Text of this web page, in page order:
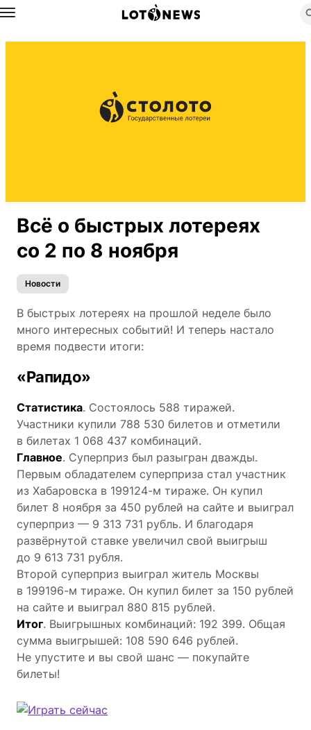
Назад
Всё о быстрых лотереях
со 2 по 8 ноября
Новости
В быстрых лотереях на прошлой неделе было
много интересных событий! И теперь настало
время подвести итоги:
«Рапидо»
Статистика. Состоялось 588 тиражей.
Участники купили 788 530 билетов и отметили
в билетах 1 068 437 комбинаций.
Главное. Суперприз был разыгран дважды.
Первым обладателем суперприза стал участник
из Хабаровска в 199124-м тираже. Он купил
билет 8 ноября за 450 рублей на сайте и выиграл
суперприз — 9 313 731 рубль. И благодаря
развёрнутой ставке увеличил свой выигрыш
до 9 613 731 рубля.
Второй суперприз выиграл житель Москвы
в 199196-м тираже. Он купил билет за 150 рублей
на сайте и выиграл 880 815 рублей.
Итог. Выигрышных комбинаций: 192 399. Общая
сумма выигрышей: 108 590 646 рублей.
Не упустите и вы свой шанс — покупайте
билеты!